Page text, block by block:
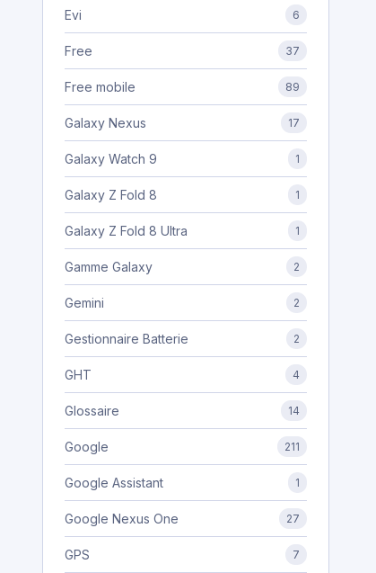
Evi 6
Free 37
Free mobile 89
Galaxy Nexus 17
Galaxy Watch 9 1
Galaxy Z Fold 8 1
Galaxy Z Fold 8 Ultra 1
Gamme Galaxy 2
Gemini 2
Gestionnaire Batterie 2
GHT 4
Glossaire 14
Google 211
Google Assistant 1
Google Nexus One 27
GPS 7